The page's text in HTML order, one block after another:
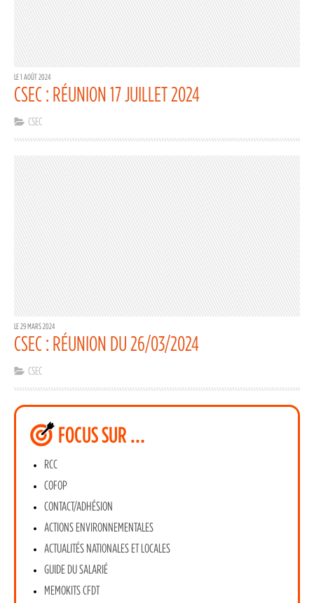
LE 1 AOÛT 2024
CSEC : RÉUNION 17 JUILLET 2024
CSEC
LE 29 MARS 2024
CSEC : RÉUNION DU 26/03/2024
CSEC
FOCUS SUR …
RCC
COFOP
CONTACT/ADHÉSION
ACTIONS ENVIRONNEMENTALES
ACTUALITÉS NATIONALES ET LOCALES
GUIDE DU SALARIÉ
MEMOKITS CFDT